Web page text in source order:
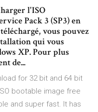
l'ISO
Pack 3 (SP3) en
vous pouvez
qui vous
XP. Pour plus
de...
for 32 bit and 64 bit
bootable image free
and super fast. It has